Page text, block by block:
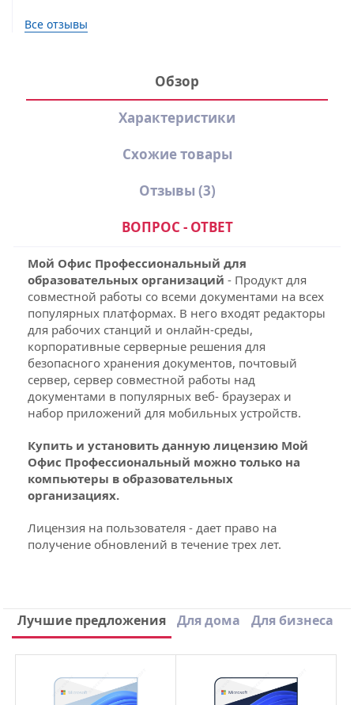
Все отзывы
Обзор
Характеристики
Схожие товары
Отзывы (3)
ВОПРОС - ОТВЕТ
Мой Офис Профессиональный для
образовательных организаций - Продукт для
совместной работы со всеми документами на всех
популярных платформах. В него входят редакторы
для рабочих станций и онлайн-среды,
корпоративные серверные решения для
безопасного хранения документов, почтовый
сервер, сервер совместной работы над
документами в популярных веб- браузерах и
набор приложений для мобильных устройств.
Купить и установить данную лицензию Мой
Офис Профессиональный можно только на
компьютеры в образовательных
организациях.
Лицензия на пользователя - дает право на
получение обновлений в течение трех лет.
Срок поставки
1-3 дня
Срок действия
Бессрочная
Написать отзыв
3 отзыва к товару МойОфис
бессрочная лицензия (ESD)
Лучшие предложения Для дома Для бизнеса